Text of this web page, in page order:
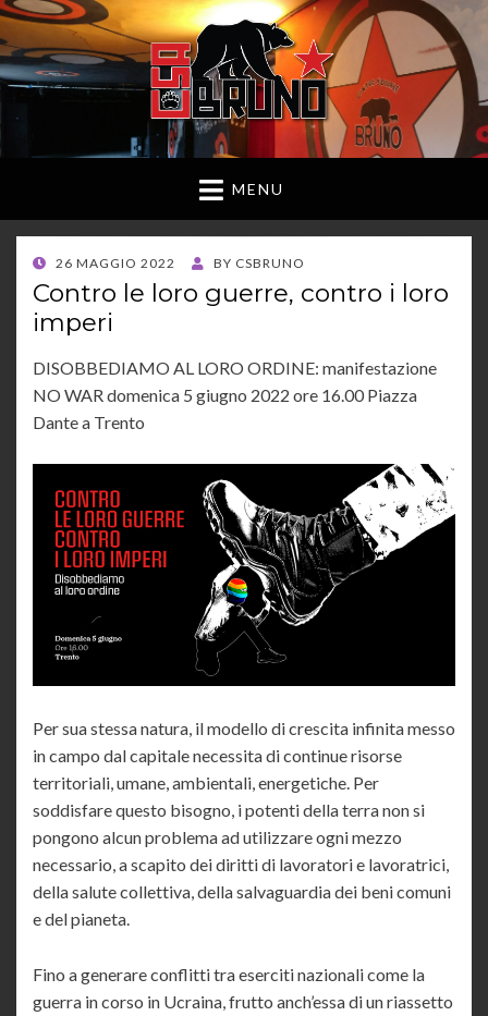
MENU
POSTED
ON
26 MAGGIO 2022 BY CSBRUNO
Contro le loro guerre, contro i loro
imperi
DISOBBEDIAMO AL LORO ORDINE: manifestazione
NO WAR domenica 5 giugno 2022 ore 16.00 Piazza
Dante a Trento
Per sua stessa natura, il modello di crescita infinita messo
in campo dal capitale necessita di continue risorse
territoriali, umane, ambientali, energetiche. Per
soddisfare questo bisogno, i potenti della terra non si
pongono alcun problema ad utilizzare ogni mezzo
necessario, a scapito dei diritti di lavoratori e lavoratrici,
della salute collettiva, della salvaguardia dei beni comuni
e del pianeta.
Fino a generare conflitti tra eserciti nazionali come la
guerra in corso in Ucraina, frutto anch’essa di un riassetto